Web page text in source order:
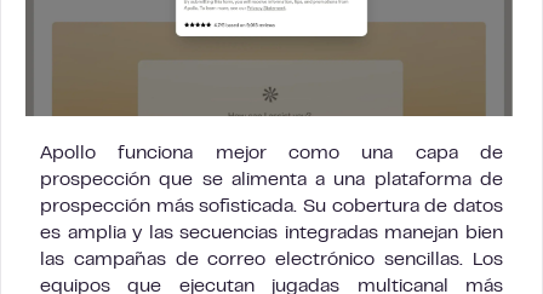
Apollo funciona mejor como una capa de
prospección que se alimenta a una plataforma de
prospección más sofisticada. Su cobertura de datos
es amplia y las secuencias integradas manejan bien
las campañas de correo electrónico sencillas. Los
equipos que ejecutan jugadas multicanal más